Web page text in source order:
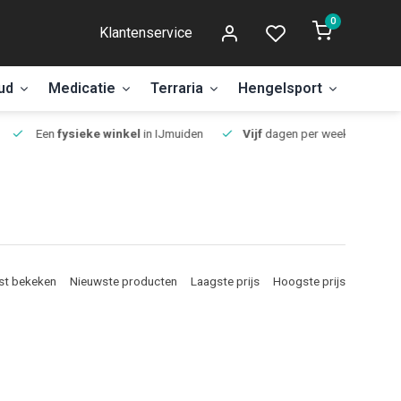
Klantenservice
0
Medicatie Terraria Hengelsport
Eenfysieke winkelin IJmuiden Vijfdagen per week open.
bekeken Nieuwste producten Laagste prijs Hoogste prijs